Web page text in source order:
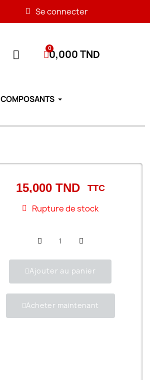
Se connecter
0,000 TND
COMPOSANTS
15,000 TND TTC
Rupture de stock
Ajouter au panier
Acheter maintenant